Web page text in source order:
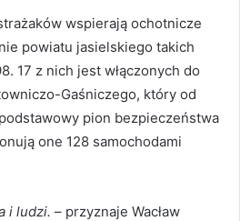
wspierają ochotnicze
powiatu jasielskiego takich
17 z nich jest włączonych do
Gaśniczego, który od
pion bezpieczeństwa
one 128 samochodami
i ludzi. – przyznaje Wacław